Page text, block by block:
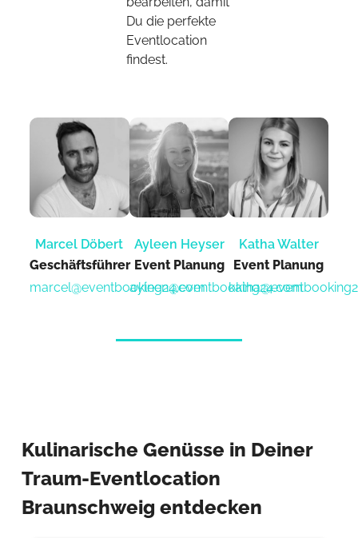
Du die perfekte
Eventlocation
findest.
Marcel Döbert
Geschäftsführer
marcel@eventbooking24.com
Ayleen Heyser
Event Planung​
ayleen@eventbooking24.com
Katha Walter
Event Planung​
Kulinarische Genüsse in Deiner
Traum-Eventlocation
Braunschweig entdecken